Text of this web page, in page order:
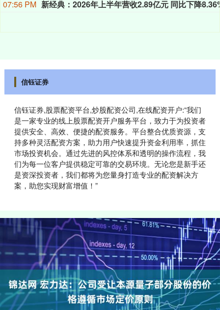
07:56 PM
信钰证券
信钰证券,股票配资平台,炒股配资公司,在线配资开户:“我们
是一家专业的线上股票配资开户服务平台，致力于为投资者
提供安全、高效、便捷的配资服务。平台整合优质资源，支
持多种灵活配资方案，助力用户快速提升资金利用率，抓住
市场投资机会。通过先进的风控体系和透明的操作流程，我
们为每一位客户提供稳定可靠的交易环境。无论您是新手还
是资深投资者，我们都将为您量身打造专业的配资解决方
案，助您实现财富增值！”